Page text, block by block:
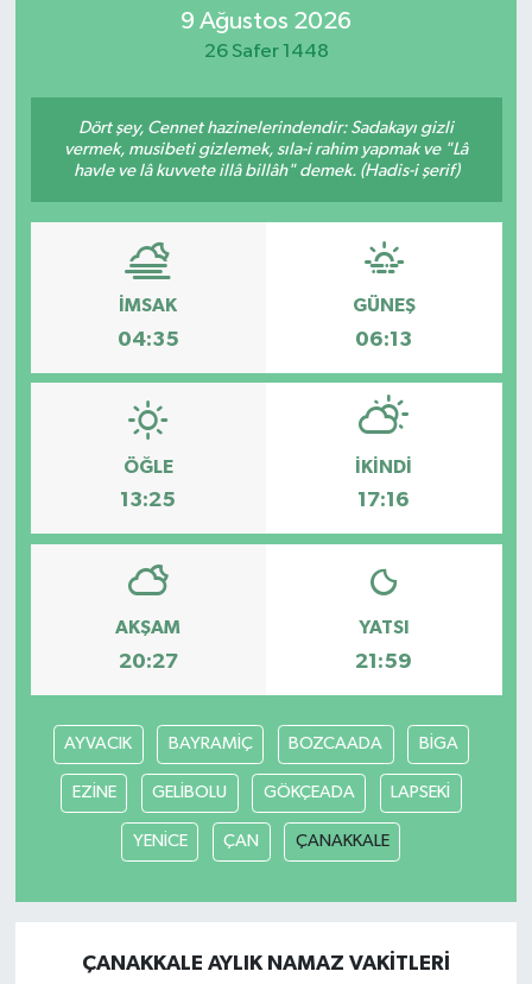
9 Ağustos 2026
26 Safer 1448
Dört şey, Cennet hazinelerindendir: Sadakayı gizli
vermek, musibeti gizlemek, sıla-i rahim yapmak ve "Lâ
havle ve lâ kuvvete illâ billâh" demek. (Hadis-i şerif)
İMSAK
04:35
GÜNEŞ
06:13
ÖĞLE
13:25
İKINDI
17:16
AKŞAM
20:27
YATSI
21:59
AYVACIK BAYRAMİÇ BOZCAADA BİGA
EZİNE GELİBOLU GÖKÇEADA LAPSEKİ
YENİCE ÇAN ÇANAKKALE
ÇANAKKALE AYLIK NAMAZ VAKITLERI
ÖZEL HABER
RESMİ İLANLAR
SAĞLIK
SİYASET
SOSYAL YARDIMLAR
SPONSORLU YAZI
YAŞAM